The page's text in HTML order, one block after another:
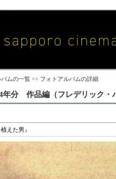
ムの一覧 >> フォトアルバムの詳細
分 作品編（フレデリック・
植えた男』